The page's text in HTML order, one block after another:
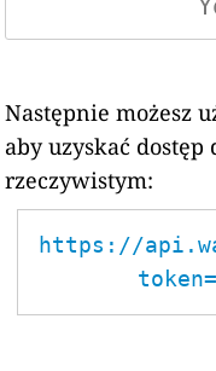
Następnie możesz
aby uzyskać dostęp
rzeczywistym:
https://